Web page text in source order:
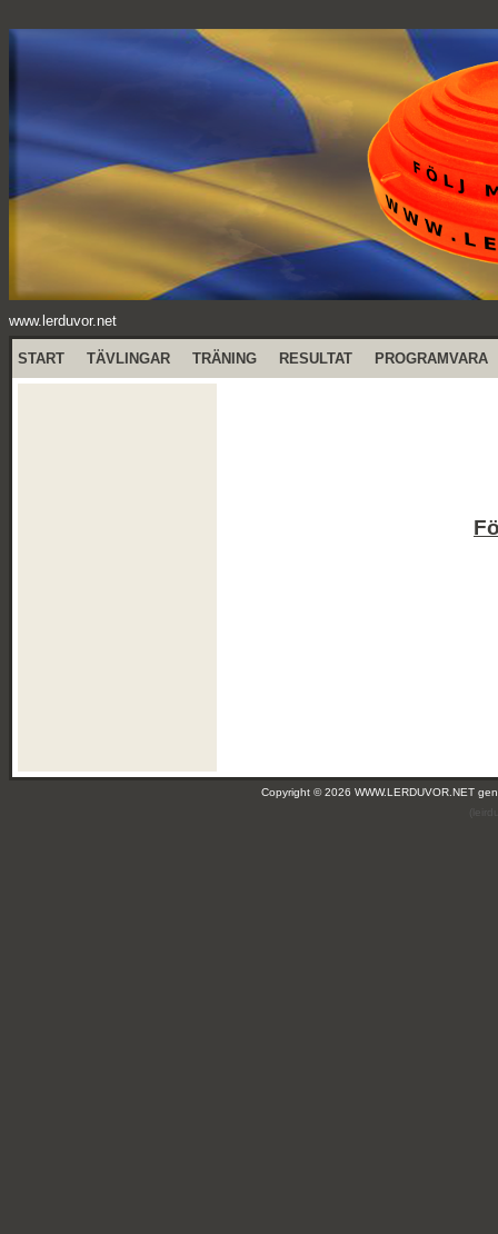
www.lerduvor.net
START TÄVLINGAR TRÄNING RESULTAT PROGRAMVARA
Copyright © 2026 WWW.LERDUVOR.NET